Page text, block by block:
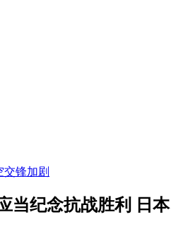
交锋加剧
当纪念抗战胜利 日本